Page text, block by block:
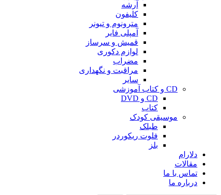
آرشه
کلیفون
مترونوم و تیونر
آمپلی فایر
قمیش و سرساز
لوازم دکوری
مضراب
مراقبت و نگهداری
سایر
CD و کتاب آموزشی
CD و DVD
کتاب
موسیقی کودک
طبلک
فلوت ریکوردر
بلز
دلارام
مقالات
تماس با ما
درباره ما